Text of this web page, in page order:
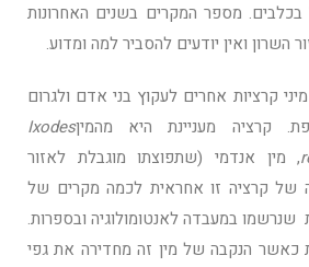
בכלבים. מספר המקרים בשנים האחרונות
קרציות אחרים לעקוץ בני אדם ולגרום
קרציה מעניינת היא מהמיןIxodes
, מין אנדמי (שתפוצתו מוגבלת לאזור
של קרציה זו אחראית לכמה מקרים של
שנרשמו במעבדה לאנטומולוגיה ובספרות.
כאשר הנקבה של מין זה מחדירה את גפי